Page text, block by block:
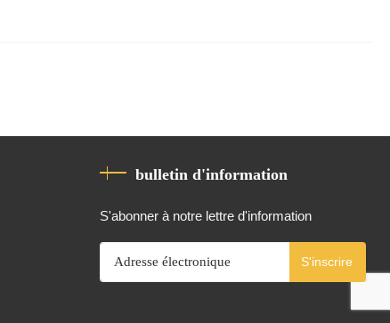
bulletin d'information
S'abonner à notre lettre d'information
S'inscrire